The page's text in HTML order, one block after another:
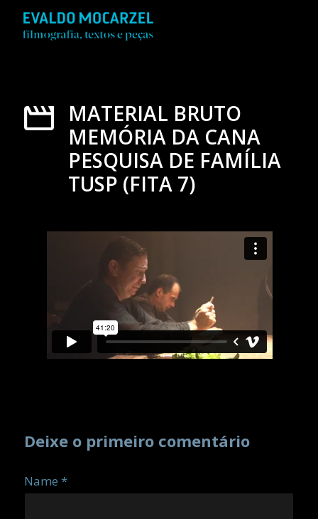
MATERIAL BRUTO
MEMÓRIA DA CANA
PESQUISA DE FAMÍLIA
TUSP (FITA 7)
Deixe o primeiro comentário
Name *